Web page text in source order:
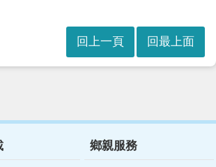
回上一頁 回最上面
鄉親服務